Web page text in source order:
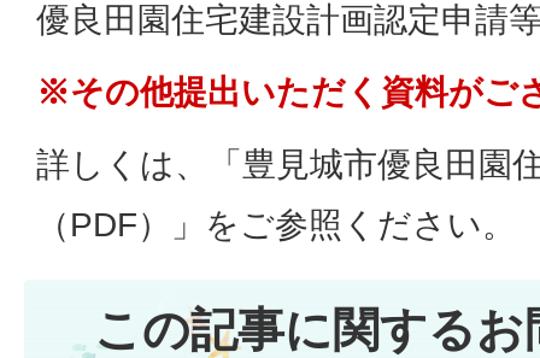
優良田園住宅建設計画認定申請
※その他提出いただく資料がご
詳しくは、「豊見城市優良田園
（PDF）」をご参照ください。
この記事に関する